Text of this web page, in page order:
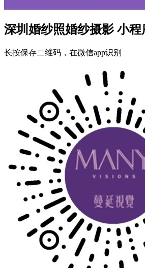
深圳婚纱照婚纱摄影 小
长按保存二维码，在微信app识别